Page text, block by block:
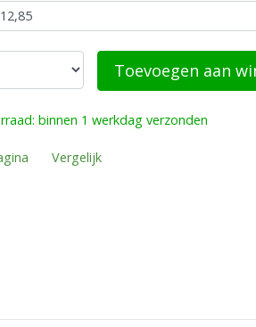
Toevoegen aan
binnen 1 werkdag verzonden
Vergelijk